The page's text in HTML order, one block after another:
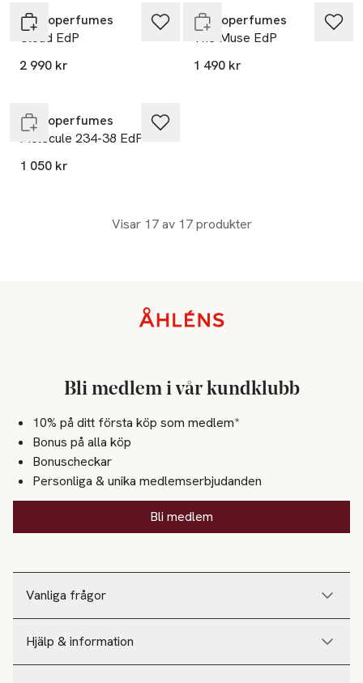
Zarkoperfumes
Cloud EdP
2 990 kr
Zarkoperfumes
The Muse EdP
1 490 kr
Zarkoperfumes
Molécule 234-38 EdP
1 050 kr
Visar 17 av 17 produkter
Vanliga frågor
Hjälp & information
Bli medlem i vår kundklubb
10% på ditt första köp som medlem*
Bonus på alla köp
Bonuscheckar
Personliga & unika medlemserbjudanden
Bli medlem